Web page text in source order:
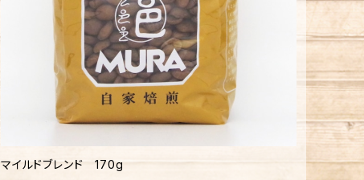
マイルドブレンド 170g